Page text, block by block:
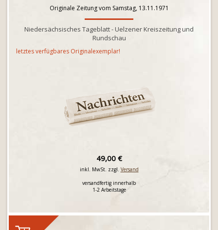
Originale Zeitung vom Samstag, 13.11.1971
Niedersächsisches Tageblatt - Uelzener Kreiszeitung und
Rundschau
letztes verfügbares Originalexemplar!
49,00 €
inkl. MwSt. zzgl. Versand
versandfertig innerhalb
1-2 Arbeitstage